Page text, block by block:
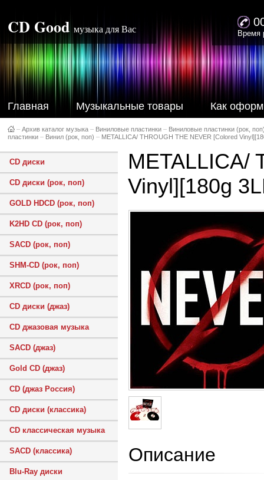
CD Good музыка для Вас Время
Главная Музыкальные товары Как
– Архив каталог музыка – Виниловые пластинки – Виниловые пластинки (рок,
пластинки – Винил (рок, поп) – METALLICA/ THROUGH THE NEVER [Colored
CD диски
CD диски (рок, поп)
GOLD HDCD (рок, поп)
K2HD CD (рок, поп)
SACD (рок, поп)
SHM-CD (рок, поп)
XRCD (рок, поп)
CD диски (джаз)
CD джазовая музыка
SACD (джаз)
Gold CD (джаз)
CD (джаз Россия)
CD диски (классика)
CD классическая музыка
SACD (классика)
Blu-Ray диски
METALLICA/
Vinyl][180g
Описание